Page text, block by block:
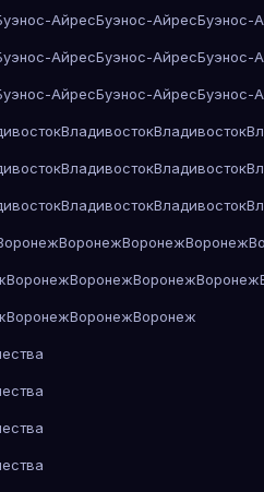
АйресБуэнос-АйресБуэнос-
АйресБуэнос-АйресБуэнос-
АйресБуэнос-АйресБуэнос-
ВладивостокВладивосток
ВладивостокВладивосток
ВладивостокВладивосток
ВоронежВоронежВоронеж
ВоронежВоронежВоронежВоронеж
ВоронежВоронежВоронеж